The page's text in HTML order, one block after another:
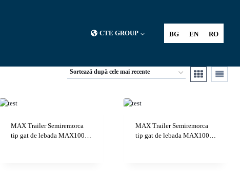
CTE GROUP BG EN RO
MAX Trailer Semiremorca
tip gat de lebada MAX100…
MAX Trailer Semiremorca
tip gat de lebada MAX100…